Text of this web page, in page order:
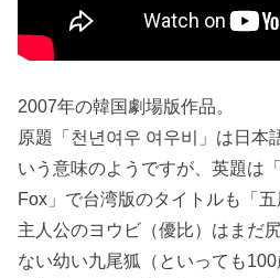
2007年の韓国劇場版作品。
原題「천년여우 여우비」は日本
いう意味のようですが、英題は
Fox」で台湾版のタイトルも「五
主人公のヨウビ（優比）はまだ
ない幼い九尾狐（といっても